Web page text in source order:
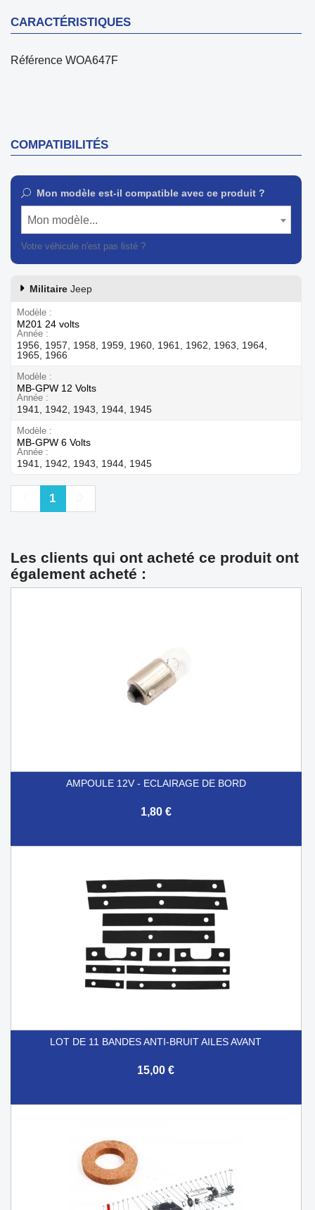
CARACTÉRISTIQUES
Référence WOA647F
COMPATIBILITÉS
Mon modèle est-il compatible avec ce produit ?
Mon modèle...
Votre véhicule n'est pas listé ?
Militaire Jeep
Modèle
M201 24 volts
Année
1956, 1957, 1958, 1959, 1960, 1961, 1962, 1963, 1964,
1965, 1966
Modèle
MB-GPW 12 Volts
Année
1941, 1942, 1943, 1944, 1945
Modèle
MB-GPW 6 Volts
Année
1941, 1942, 1943, 1944, 1945
Précédent
1
Les clients qui ont acheté ce produit ont
également acheté :
AMPOULE 12V - ECLAIRAGE DE BORD
1,80 €
LOT DE 11 BANDES ANTI-BRUIT AILES AVANT
15,00 €